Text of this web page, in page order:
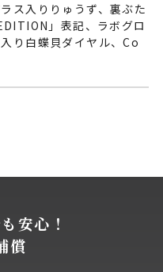
ス入りりゅうず、裏ぶた
」表記、ラボグロ
り白蝶貝ダイヤル、Co
安心！
償